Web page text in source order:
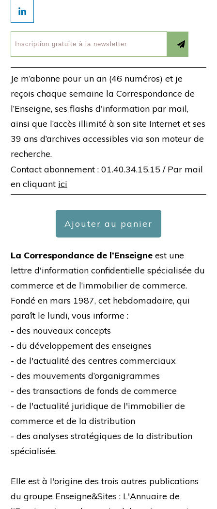
Je m’abonne pour un an (46 numéros) et je
reçois chaque semaine la Correspondance de
l’Enseigne, ses flashs d'information par mail,
ainsi que l’accès illimité à son site Internet et ses
39 ans d’archives accessibles via son moteur de
recherche.
Contact abonnement : 01.40.34.15.15 / Par mail
en cliquant ici
Ajouter au panier
La Correspondance de l’Enseigne est une
lettre d'information confidentielle spécialisée du
commerce et de l’immobilier de commerce.
Fondé en mars 1987, cet hebdomadaire, qui
paraît le lundi, vous informe :
- des nouveaux concepts
- du développement des enseignes
- de l'actualité des centres commerciaux
- des mouvements d’organigrammes
- des transactions de fonds de commerce
- de l'actualité juridique de l'immobilier de
commerce et de la distribution
- des analyses stratégiques de la distribution
spécialisée.
Elle est à l'origine des trois autres publications
du groupe Enseigne&Sites : L'Annuaire de